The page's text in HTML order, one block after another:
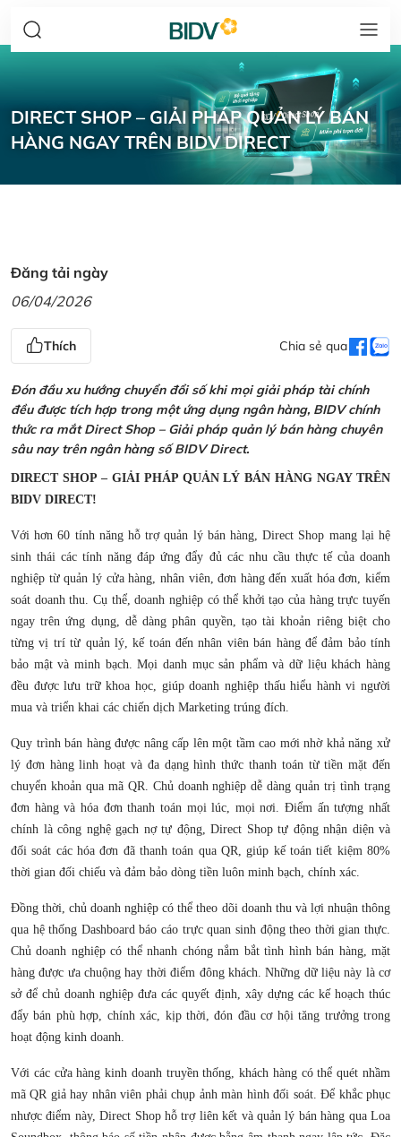
DIRECT SHOP – GIẢI PHÁP QUẢN LÝ BÁN
HÀNG NGAY TRÊN BIDV DIRECT
Đăng tải ngày
06/04/2026
Thích Chia sẻ qua
Đón đầu xu hướng chuyển đổi số khi mọi giải pháp tài chính
đều được tích hợp trong một ứng dụng ngân hàng, BIDV chính
thức ra mắt Direct Shop – Giải pháp quản lý bán hàng chuyên
sâu nay trên ngân hàng số BIDV Direct.
DIRECT SHOP – GIẢI PHÁP QUẢN LÝ BÁN HÀNG NGAY TRÊN
BIDV DIRECT!
Với hơn 60 tính năng hỗ trợ quản lý bán hàng, Direct Shop mang lại hệ
sinh thái các tính năng đáp ứng đẩy đủ các nhu cầu thực tế của doanh
nghiệp từ quản lý cửa hàng, nhân viên, đơn hàng đến xuất hóa đơn, kiểm
soát doanh thu. Cụ thể, doanh nghiệp có thể khởi tạo của hàng trực tuyến
ngay trên ứng dụng, dễ dàng phân quyền, tạo tài khoản riêng biệt cho
từng vị trí từ quản lý, kế toán đến nhân viên bán hàng để đảm bảo tính
bảo mật và minh bạch. Mọi danh mục sản phẩm và dữ liệu khách hàng
đều được lưu trữ khoa học, giúp doanh nghiệp thấu hiểu hành vi người
mua và triển khai các chiến dịch Marketing trúng đích.
Quy trình bán hàng được nâng cấp lên một tầm cao mới nhờ khả năng xử
lý đơn hàng linh hoạt và đa dạng hình thức thanh toán từ tiền mặt đến
chuyển khoản qua mã QR. Chủ doanh nghiệp dễ dàng quản trị tình trạng
đơn hàng và hóa đơn thanh toán mọi lúc, mọi nơi. Điểm ấn tượng nhất
chính là công nghệ gạch nợ tự động, Direct Shop tự động nhận diện và
đối soát các hóa đơn đã thanh toán qua QR, giúp kế toán tiết kiệm 80%
thời gian đối chiếu và đảm bảo dòng tiền luôn minh bạch, chính xác.
Đồng thời, chủ doanh nghiệp có thể theo dõi doanh thu và lợi nhuận thông
qua hệ thống Dashboard báo cáo trực quan sinh động theo thời gian thực.
Chủ doanh nghiệp có thể nhanh chóng nắm bắt tình hình bán hàng, mặt
hàng được ưa chuộng hay thời điểm đông khách. Những dữ liệu này là cơ
sở để chủ doanh nghiệp đưa các quyết định, xây dựng các kế hoạch thúc
đẩy bán phù hợp, chính xác, kịp thời, đón đầu cơ hội tăng trưởng trong
hoạt động kinh doanh.
Với các cửa hàng kinh doanh truyền thống, khách hàng có thể quét nhầm
mã QR giả hay nhân viên phải chụp ảnh màn hình đối soát. Để khắc phục
nhược điểm này, Direct Shop hỗ trợ liên kết và quản lý bán hàng qua Loa